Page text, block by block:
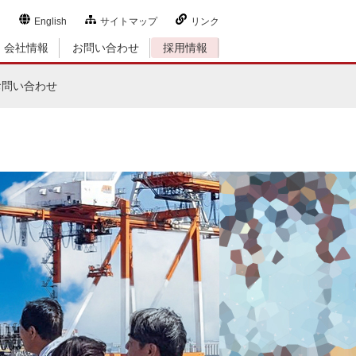
English サイトマップ リンク
会社情報 お問い合わせ 採用情報
い合わせ